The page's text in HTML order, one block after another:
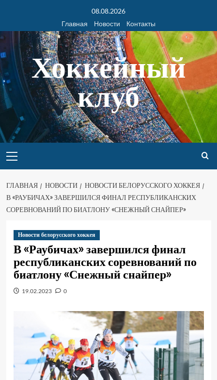
08.08.2026
Главная
Новости Контакты
Хоккейный
клуб
ГЛАВНАЯ НОВОСТИ
НОВОСТИ БЕЛОРУССКОГО ХОККЕЯ
В «РАУБИЧАХ» ЗАВЕРШИЛСЯ ФИНАЛ РЕСПУБЛИКАНСКИХ
СОРЕВНОВАНИЙ ПО БИАТЛОНУ «СНЕЖНЫЙ СНАЙПЕР»
Новости белорусского хоккея
В «Раубичах» завершился финал
республиканских соревнований по
биатлону «Снежный снайпер»
19.02.2023 0